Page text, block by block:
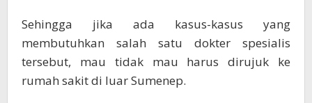
Sehingga jika ada kasus-kasus yang
membutuhkan salah satu dokter spesialis
tersebut, mau tidak mau harus dirujuk ke
rumah sakit di luar Sumenep.